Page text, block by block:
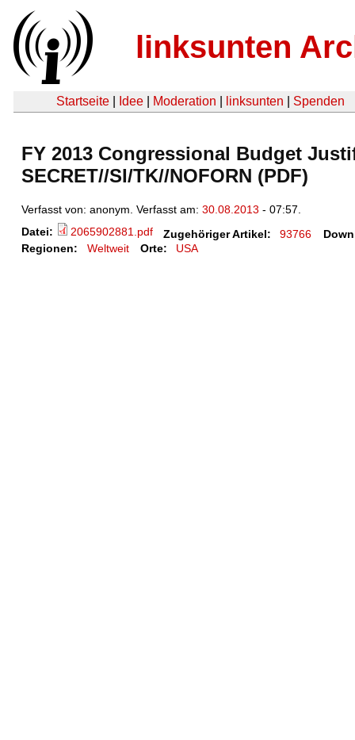
linksunten
Startseite Idee Moderation linksunten Spenden
FY 2013 Congressional Budget
SECRET//SI/TK//NOFORN (PDF)
Verfasst von: anonym. Verfasst am: 30.08.2013 - 07:57.
Datei:
2065902881.pdf Zugehöriger Artikel: 93766
Regionen:
Weltweit Orte: USA